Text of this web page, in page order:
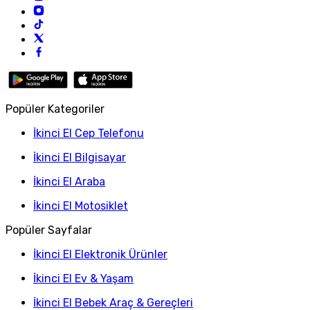
Popüler Kategoriler
İkinci El Cep Telefonu
İkinci El Bilgisayar
İkinci El Araba
İkinci El Motosiklet
Popüler Sayfalar
İkinci El Elektronik Ürünler
İkinci El Ev & Yaşam
İkinci El Bebek Araç & Gereçleri